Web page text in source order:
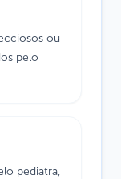
ou
pelo
pediatra,